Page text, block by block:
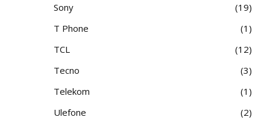
Sony
19
T Phone
1
TCL
12
Tecno
3
Telekom
1
Ulefone
2